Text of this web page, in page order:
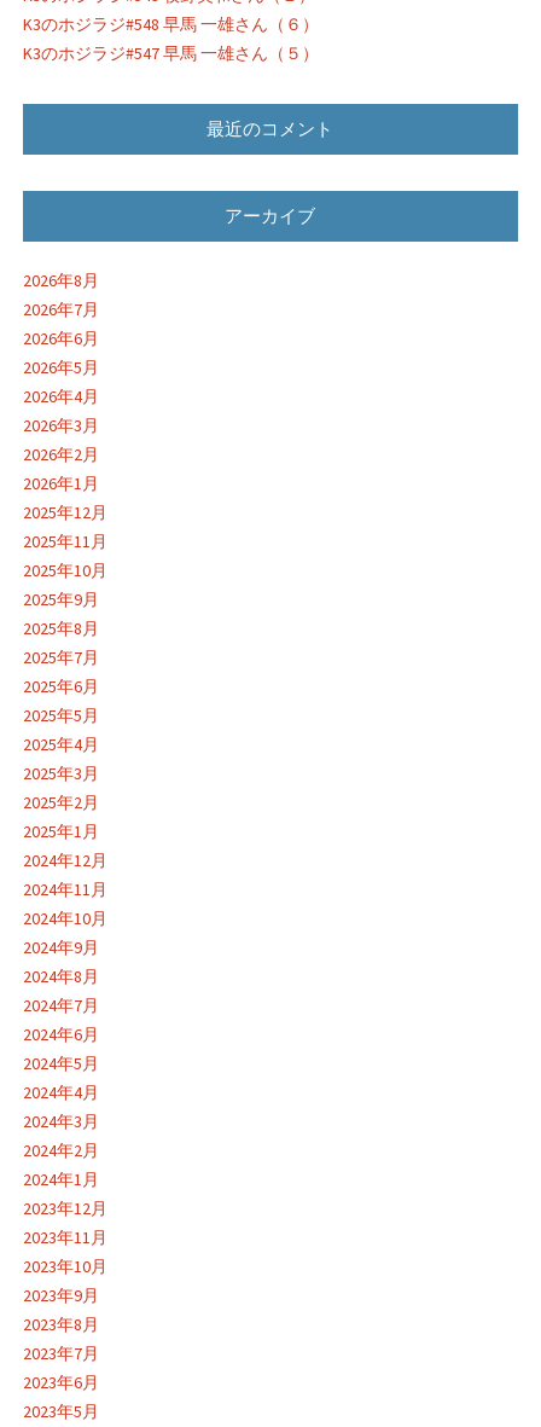
K3のホジラジ#548 早馬 一雄さん（６）
K3のホジラジ#547 早馬 一雄さん（５）
最近のコメント
アーカイブ
2026年8月
2026年7月
2026年6月
2026年5月
2026年4月
2026年3月
2026年2月
2026年1月
2025年12月
2025年11月
2025年10月
2025年9月
2025年8月
2025年7月
2025年6月
2025年5月
2025年4月
2025年3月
2025年2月
2025年1月
2024年12月
2024年11月
2024年10月
2024年9月
2024年8月
2024年7月
2024年6月
2024年5月
2024年4月
2024年3月
2024年2月
2024年1月
2023年12月
2023年11月
2023年10月
2023年9月
2023年8月
2023年7月
2023年6月
2023年5月